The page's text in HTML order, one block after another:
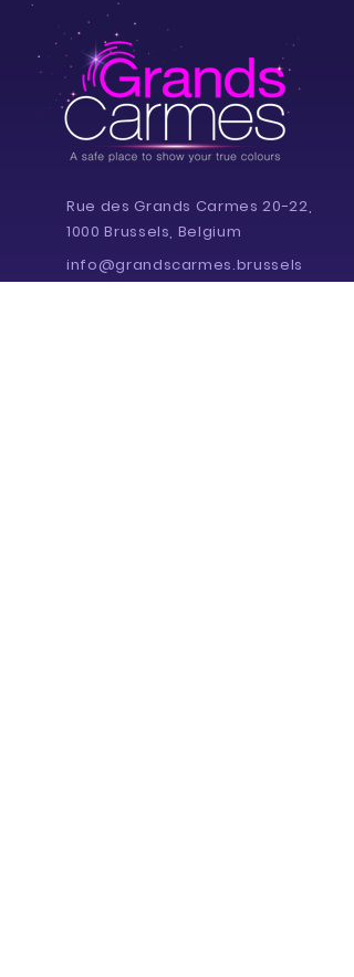
Rue des Grands Carmes 20-22,
1000 Brussels, Belgium
info@grandscarmes.brussels